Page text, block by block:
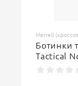
Merrell
Ботинки
Tactical